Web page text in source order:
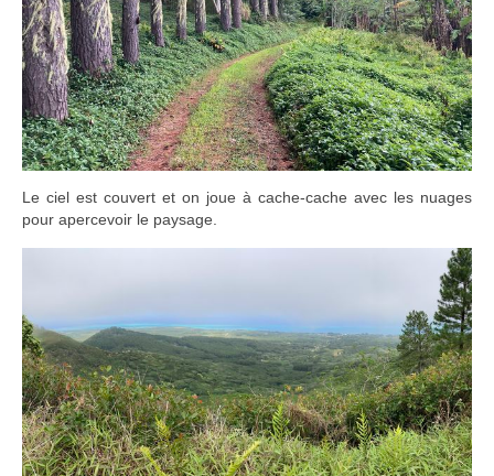
Le ciel est couvert et on joue à cache-cache avec les nuages
pour apercevoir le paysage.